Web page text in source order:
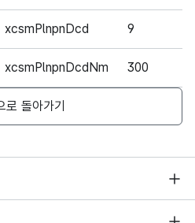
xcsmPlnpnDcd 9
xcsmPlnpnDcdNm 300
로 돌아가기